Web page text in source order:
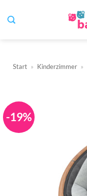
Inhalt
Start » Kinderzimmer »
-19%